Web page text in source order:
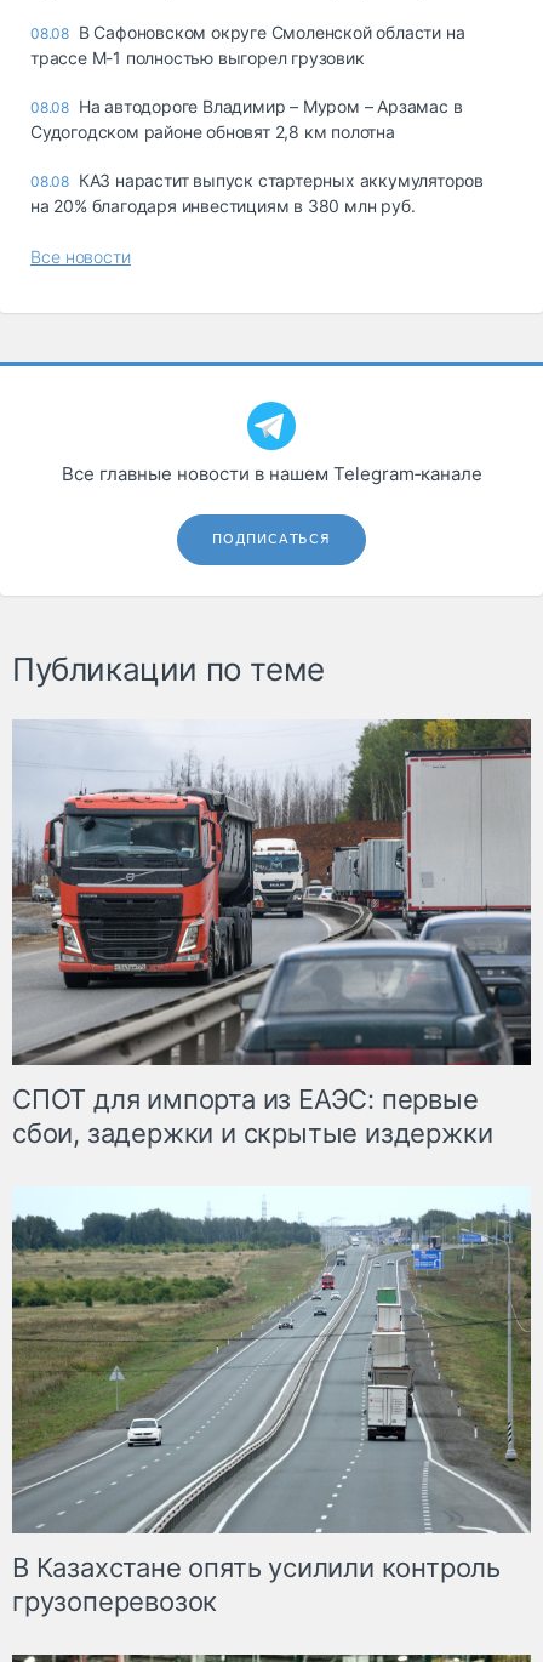
08.08 В Сафоновском округе Смоленской области на
трассе М-1 полностью выгорел грузовик
08.08 На автодороге Владимир – Муром – Арзамас в
Судогодском районе обновят 2,8 км полотна
08.08 КАЗ нарастит выпуск стартерных аккумуляторов
на 20% благодаря инвестициям в 380 млн руб.
Все новости
Все главные новости в нашем Telegram‑канале
ПОДПИСАТЬСЯ
Публикации по теме
СПОТ для импорта из ЕАЭС: первые
сбои, задержки и скрытые издержки
В Казахстане опять усилили контроль
грузоперевозок